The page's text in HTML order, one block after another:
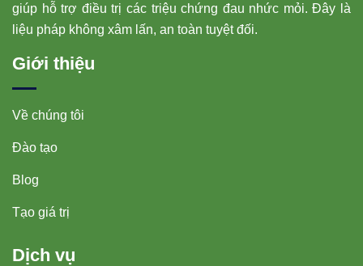
giúp hỗ trợ điều trị các triệu chứng đau nhức mỏi. Đây là
liệu pháp không xâm lấn, an toàn tuyệt đối.
Giới thiệu
Về chúng tôi
Đào tạo
Blog
Tạo giá trị
Dịch vụ